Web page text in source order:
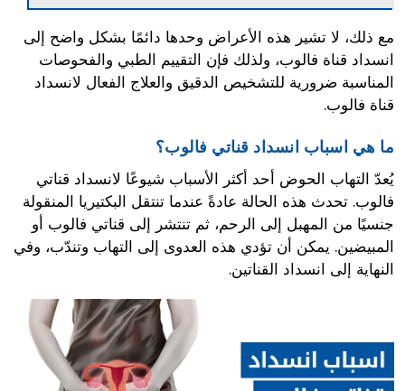
مع ذلك، لا تشير هذه الأعراض وحدها دائمًا بشكل واضح إلى
انسداد قناة فالوب، ولذلك فإن التقييم الطبي والفحوصات
المناسبة ضرورية للتشخيص الدقيق والعلاج الفعال لانسداد
قناة فالوب.
ما هي اسباب انسداد قناتي فالوب؟
يُعدّ التهاب الحوض أحد أكثر الأسباب شيوعًا لانسداد قناتي
فالوب. تحدث هذه الحالة عادةً عندما تنتقل البكتيريا المنقولة
جنسيًا من المهبل إلى الرحم، ثم تنتشر إلى قناتي فالوب أو
المبيضين. يمكن أن تؤدي هذه العدوى إلى التهاب وتندّب، وفي
النهاية إلى انسداد القناتين.